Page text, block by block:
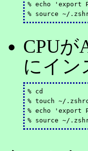
% echo 'export
CPUが
にイン
% cd
% touch ~/
% echo 'export